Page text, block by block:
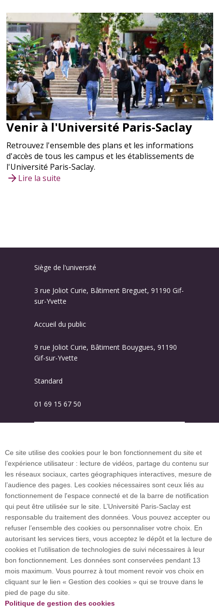
Venir à l'Université Paris-Saclay
Retrouvez l'ensemble des plans et les informations
d'accès de tous les campus et les établissements de
l'Université Paris-Saclay.
Lire la suite
Siège de l'université
3 rue Joliot Curie, Bâtiment Breguet, 91190 Gif-
sur-Yvette
Accueil du public
9 rue Joliot Curie, Bâtiment Bouygues, 91190
Gif-sur-Yvette
Standard
01 69 15 67 50
Plan du site
Investissement d’avenir (CGI)
Accueil des publics internationaux
L’Université Paris-Saclay coordonne l'Alliance
européenne EUGLOH et est membre des réseaux
européens et internationaux CESAER, EUA, EUF,
Ce site utilise des cookies pour le bon fonctionnement du site et
l’expérience utilisateur : lecture de vidéos, partage du contenu sur
les réseaux sociaux, cartes géographiques interactives, mesure de
l’audience des pages. Les cookies nécessaires sont ceux liés au
fonctionnement de l'espace connecté et de la barre de notification
qui peut être utilisée sur le site. L’Université Paris-Saclay est
responsable du traitement des données. Vous pouvez accepter ou
refuser l’ensemble des cookies ou personnaliser votre choix. En
autorisant les services tiers, vous acceptez le dépôt et la lecture de
cookies et l'utilisation de technologies de suivi nécessaires à leur
bon fonctionnement. Les données sont conservées pendant 13
mois maximum. Vous pourrez à tout moment revoir vos choix en
cliquant sur le lien « Gestion des cookies » qui se trouve dans le
pied de page du site.
Politique de gestion des cookies